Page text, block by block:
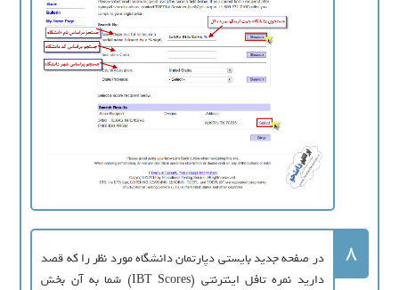
8
در صفحه جدید بایستی دپارتمان دانشگاه مورد نظر را که قصد
دارید نمره تافل اینترنتی (IBT Scores) شما به آن بخش